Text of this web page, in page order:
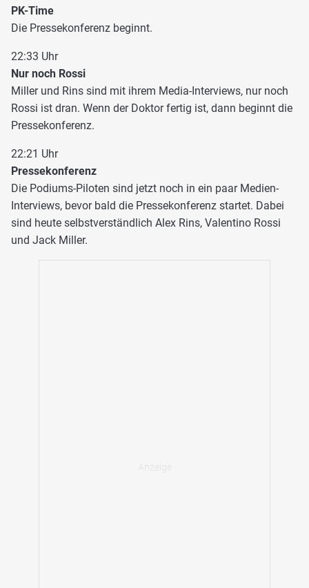
PK-Time
Die Pressekonferenz beginnt.
22:33 Uhr
Nur noch Rossi
Miller und Rins sind mit ihrem Media-Interviews, nur noch
Rossi ist dran. Wenn der Doktor fertig ist, dann beginnt die
Pressekonferenz.
22:21 Uhr
Pressekonferenz
Die Podiums-Piloten sind jetzt noch in ein paar Medien-
Interviews, bevor bald die Pressekonferenz startet. Dabei
sind heute selbstverständlich Alex Rins, Valentino Rossi
und Jack Miller.